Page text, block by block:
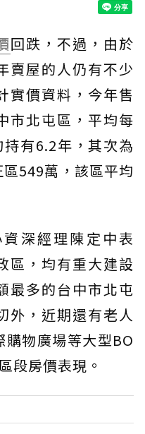
回跌，不過，由於
賣屋的人仍有不少
實價資料，今年售
市北屯區，平均每
有6.2年，其次為
549萬，該區平均
深經理陳定中表
區，均有重大建設
最多的台中市北屯
外，近期還有老人
物廣場等大型BO
段房價表現。